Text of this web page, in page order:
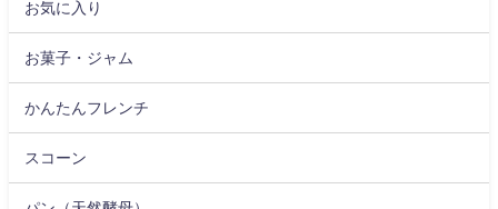
お気に入り
お菓子・ジャム
かんたんフレンチ
スコーン